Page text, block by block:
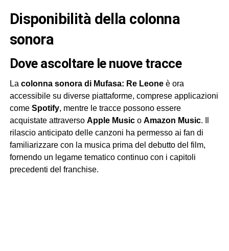
Disponibilità della colonna
sonora
Dove ascoltare le nuove tracce
La colonna sonora di Mufasa: Re Leoneè ora
accessibile su diverse piattaforme, comprese applicazioni
come Spotify, mentre le tracce possono essere
acquistate attraverso Apple Musico Amazon Music. Il
rilascio anticipato delle canzoni ha permesso ai fan di
familiarizzare con la musica prima del debutto del film,
fornendo un legame tematico continuo con i capitoli
precedenti del franchise.